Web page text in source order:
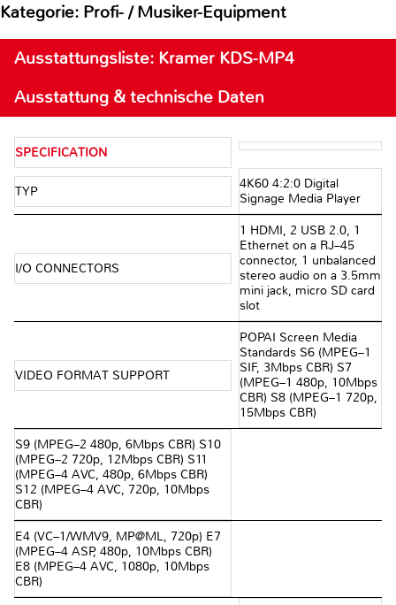
Kategorie: Profi- / Musiker-Equipment
Ausstattungsliste: Kramer KDS-MP4
Ausstattung & technische Daten
SPECIFICATION
TYP
4K60 4:2:0 Digital
Signage Media Player
I/O CONNECTORS
1 HDMI, 2 USB 2.0, 1
Ethernet on a RJ–45
connector, 1 unbalanced
stereo audio on a 3.5mm
mini jack, micro SD card
slot
VIDEO FORMAT SUPPORT
POPAI Screen Media
Standards S6 (MPEG–1
SIF, 3Mbps CBR) S7
(MPEG–1 480p, 10Mbps
CBR) S8 (MPEG–1 720p,
15Mbps CBR)
S9 (MPEG–2 480p, 6Mbps CBR) S10
(MPEG–2 720p, 12Mbps CBR) S11
(MPEG–4 AVC, 480p, 6Mbps CBR)
S12 (MPEG–4 AVC, 720p, 10Mbps
CBR)
E4 (VC–1/WMV9, MP@ML, 720p) E7
(MPEG–4 ASP, 480p, 10Mbps CBR)
E8 (MPEG–4 AVC, 1080p, 10Mbps
CBR)